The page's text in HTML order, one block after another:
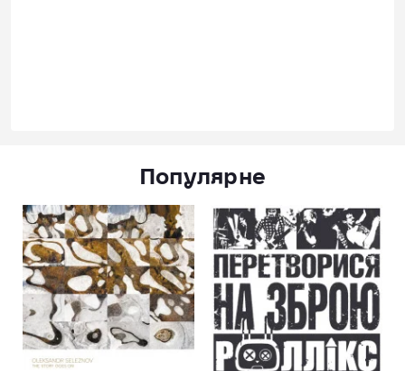
Популярне